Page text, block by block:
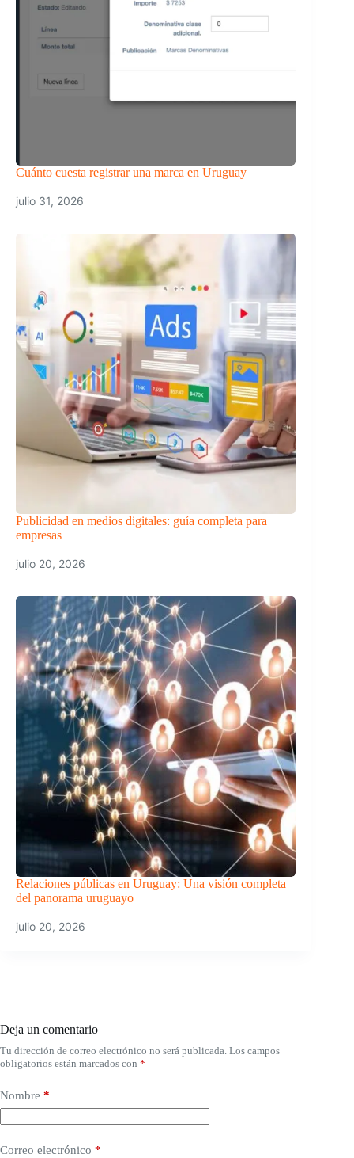
Cuánto cuesta registrar una marca en Uruguay
julio 31, 2026
Publicidad en medios digitales: guía completa para
empresas
julio 20, 2026
Relaciones públicas en Uruguay: Una visión completa
del panorama uruguayo
julio 20, 2026
Deja un comentario
Tu dirección de correo electrónico no será publicada. Los campos
obligatorios están marcados con *
Nombre *
Correo electrónico *